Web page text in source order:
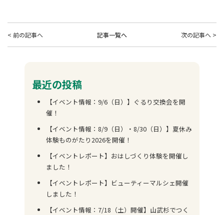
< 前の記事へ 記事一覧へ 次の記事へ >
最近の投稿
【イベント情報：9/6（日）】ぐるり交換会を開
催！
【イベント情報：8/9（日）・8/30（日）】夏休み
体験ものがたり2026を開催！
【イベントレポート】おはしづくり体験を開催し
ました！
【イベントレポート】ビューティーマルシェ開催
しました！
【イベント情報：7/18（土）開催】山武杉でつく